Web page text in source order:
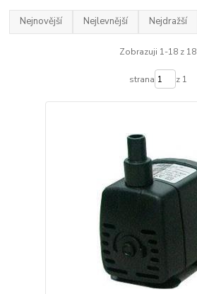
Nejnovější Nejlevnější Nejdražší
Zobrazuji 1-18 z 18
strana z 1